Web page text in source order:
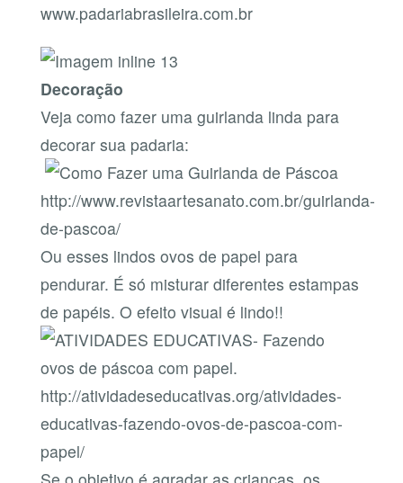
www.padariabrasileira.com.br
Decoração
Veja como fazer uma guirlanda linda para
decorar sua padaria:
http://www.revistaartesanato.com.br/guirlanda-
de-pascoa/
Ou esses lindos ovos de papel para
pendurar. É só misturar diferentes estampas
de papéis. O efeito visual é lindo!!
http://atividadeseducativas.org/atividades-
educativas-fazendo-ovos-de-pascoa-com-
papel/